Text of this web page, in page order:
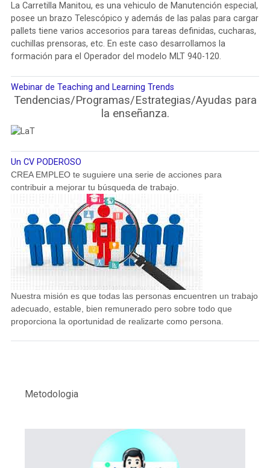
La Carretilla Manitou, es una vehiculo de Manutención especial,
posee un brazo Telescópico y además de las palas para cargar
pallets tiene varios accesorios para tareas definidas, cucharas,
cuchillas prensoras, etc. En este caso desarrollamos la
formación para el Operador del modelo MLT 940-120.
Webinar de Teaching and Learning Trends
Tendencias/Programas/Estrategias/Ayudas para
la enseñanza.
Un CV PODEROSO
CREA EMPLEO te suguiere una serie de acciones para
contribuir a mejorar tu búsqueda de trabajo.
Nuestra misión es que todas las personas encuentren un trabajo
adecuado, estable, bien remunerado pero sobre todo que
proporciona la oportunidad de realizarte como persona.
Metodologia